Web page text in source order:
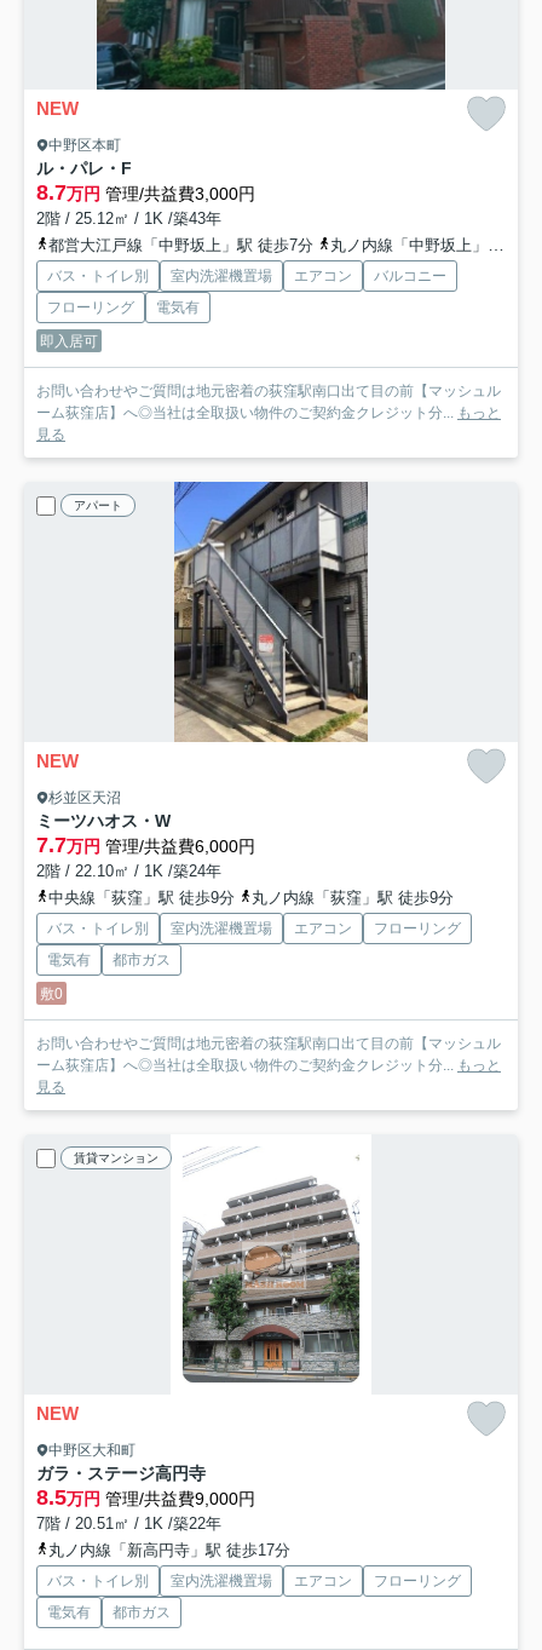
NEW
中野区本町
ル・パレ・F
8.7万円 管理/共益費3,000円
2階 / 25.12㎡ / 1K /築43年
都営大江戸線「中野坂上」駅 徒歩7分
丸ノ内線「中野坂上」駅 徒歩7分
バス・トイレ別 室内洗濯機置場 エアコン
バルコニー
フローリング
電気有
即入居可
お問い合わせやご質問は地元密着の荻窪駅南口出て目の前【マッシュル
ーム荻窪店】へ◎当社は全取扱い物件のご契約金クレジット分... もっと
見る
アパート
NEW
杉並区天沼
ミーツハオス・W
7.7万円 管理/共益費6,000円
2階 / 22.10㎡ / 1K /築24年
中央線「荻窪」駅 徒歩9分
丸ノ内線「荻窪」駅 徒歩9分
バス・トイレ別 室内洗濯機置場 エアコン
フローリング
電気有
都市ガス
敷0
お問い合わせやご質問は地元密着の荻窪駅南口出て目の前【マッシュル
ーム荻窪店】へ◎当社は全取扱い物件のご契約金クレジット分... もっと
見る
賃貸マンション
NEW
中野区大和町
ガラ・ステージ高円寺
8.5万円 管理/共益費9,000円
7階 / 20.51㎡ / 1K /築22年
丸ノ内線「新高円寺」駅 徒歩17分
バス・トイレ別 室内洗濯機置場 エアコン
フローリング
電気有
都市ガス